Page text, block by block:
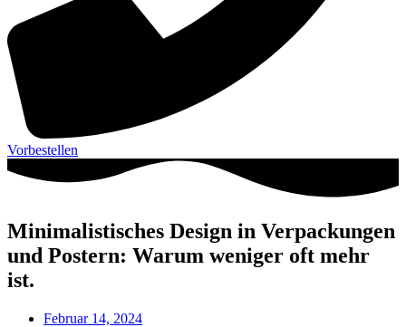
Vorbestellen
Minimalistisches Design in Verpackungen
und Postern: Warum weniger oft mehr
ist.
Februar 14, 2024